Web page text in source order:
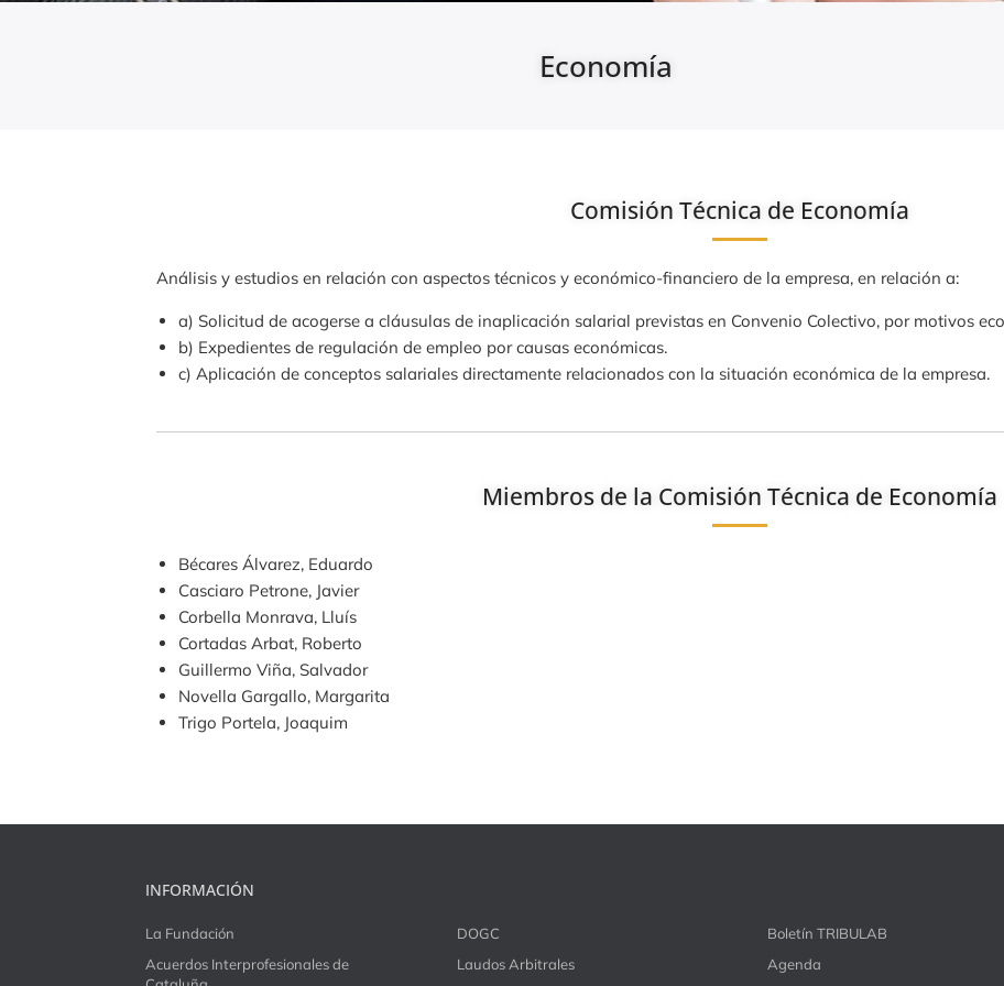
Economía
Comisión Técnica de Economía
Análisis y estudios en relación con aspectos técnicos y económico-financiero de la empresa, en relación a:
a) Solicitud de acogerse a cláusulas de inaplicación salarial previstas en Convenio Colectivo, por motivos
b) Expedientes de regulación de empleo por causas económicas.
c) Aplicación de conceptos salariales directamente relacionados con la situación económica de la empresa.
Miembros de la Comisión Técnica de Economía
Bécares Álvarez, Eduardo
Casciaro Petrone, Javier
Corbella Monrava, Lluís
Cortadas Arbat, Roberto
Guillermo Viña, Salvador
Novella Gargallo, Margarita
Trigo Portela, Joaquim
INFORMACIÓN
La Fundación
Acuerdos Interprofesionales de
DOGC
Laudos Arbitrales
Boletín TRIBULAB
Agenda